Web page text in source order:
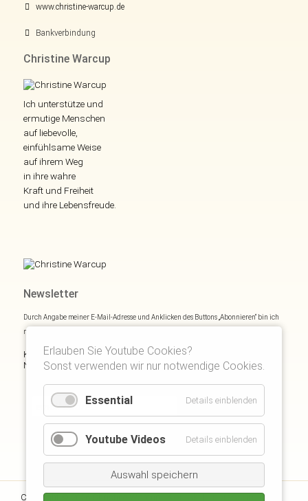
www.christine-warcup.de
Bankverbindung
Christine Warcup
Ich unterstütze und
ermutige Menschen
auf liebevolle,
einfühlsame Weise
auf ihrem Weg
in ihre wahre
Kraft und Freiheit
und ihre Lebensfreude.
Newsletter
Durch Angabe meiner E-Mail-Adresse und Anklicken des Buttons „Abonnieren“ bin ich
mich mit
Kostenloses E- und Audiobook & monatliche Inspirationen via
Newsletter:
Copyright © 2026 Christine Warcup | Kontakt Impressum
Erlauben Sie Youtube Cookies?
Sonst verwenden wir nur notwendige Cookies.
Essential Details einblenden
Youtube Videos Details einblenden
Auswahl speichern